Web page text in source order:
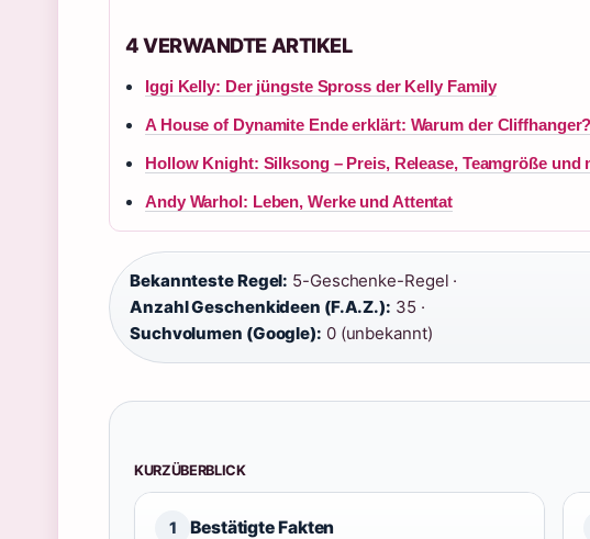
4 VERWANDTE ARTIKEL
Iggi Kelly: Der jüngste Spross der Kelly Family
A House of Dynamite Ende erklärt: Warum der Cliffhanger?
Hollow Knight: Silksong – Preis, Release, Teamgröße und
Andy Warhol: Leben, Werke und Attentat
Bekannteste Regel: 5-Geschenke-Regel ·
Anzahl Geschenkideen (F.A.Z.): 35 ·
Suchvolumen (Google): 0 (unbekannt)
KURZÜBERBLICK
1 Bestätigte Fakten